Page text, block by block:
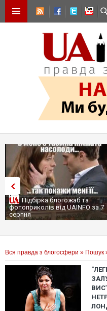
Підбірка блогожаб та
фотоприколів від UAINFO за 7
серпня
Вся правда з блогосфери » Пошук